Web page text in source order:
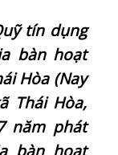
tín dụng
bàn hoạt
Hòa (Nay
Thái Hòa,
năm phát
bàn hoạt